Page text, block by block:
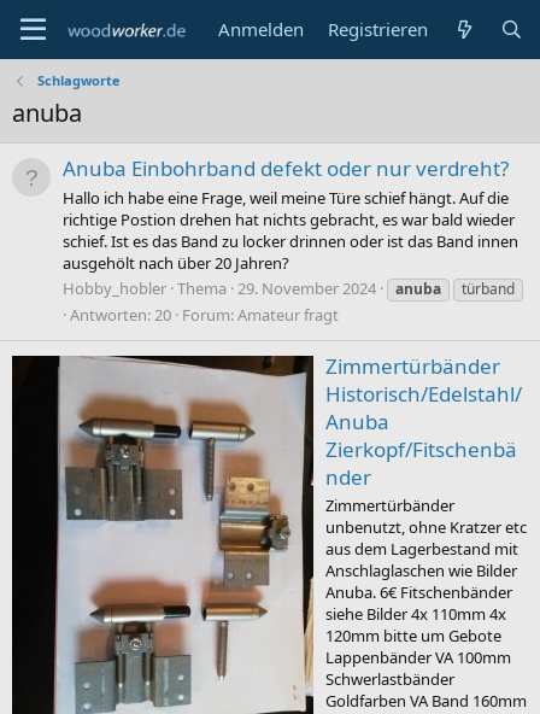
Anmelden Registrieren
Schlagworte
anuba
Anuba Einbohrband defekt oder nur verdreht?
Hallo ich habe eine Frage, weil meine Türe schief hängt. Auf die
richtige Postion drehen hat nichts gebracht, es war bald wieder
schief. Ist es das Band zu locker drinnen oder ist das Band innen
ausgehölt nach über 20 Jahren?
Hobby_hobler Thema 29. November 2024 anuba türband
Antworten: 20 Forum:Amateur fragt
Zimmertürbänder
Historisch/Edelstahl/
Anuba
Zierkopf/Fitschenbä
nder
Zimmertürbänder
unbenutzt, ohne Kratzer etc
aus dem Lagerbestand mit
Anschlaglaschen wie Bilder
Anuba. 6€ Fitschenbänder
siehe Bilder 4x 110mm 4x
120mm bitte um Gebote
Lappenbänder VA 100mm
Schwerlastbänder
Goldfarben VA Band 160mm